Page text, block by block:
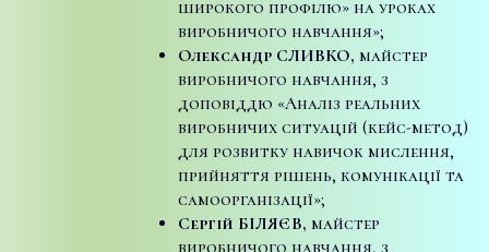
широкого профілю» на уроках
виробничого навчання»;
Олександр СЛИВКО, майстер
виробничого навчання, з
доповіддю «Аналіз реальних
виробничих ситуацій (кейс-метод)
для розвитку навичок мислення,
прийняття рішень, комунікації та
самоорганізації»;
Сергій БІЛЯЄВ, майстер
виробничого навчання, з